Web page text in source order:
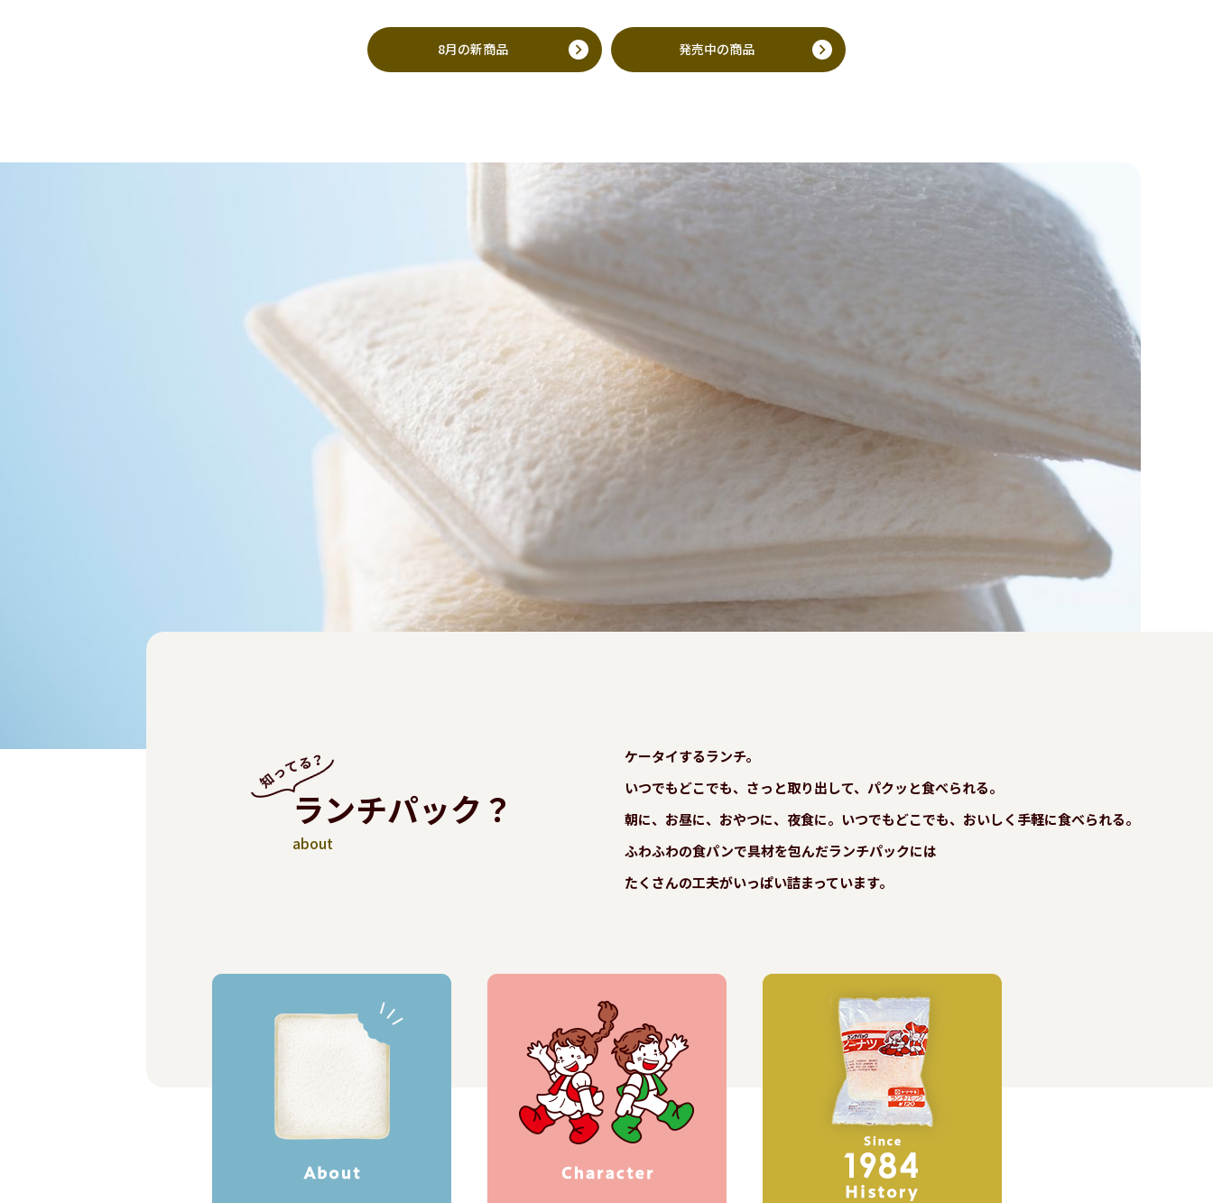
8月の新商品 発売中の商品
ランチパック？
about
ケータイするランチ。
いつでもどこでも、さっと取り出して、パクッと食べられる。
朝に、お昼に、おやつに、夜食に。いつでもどこでも、おいしく手軽に食べられる。
ふわふわの食パンで具材を包んだランチパックには
たくさんの工夫がいっぱい詰まっています。